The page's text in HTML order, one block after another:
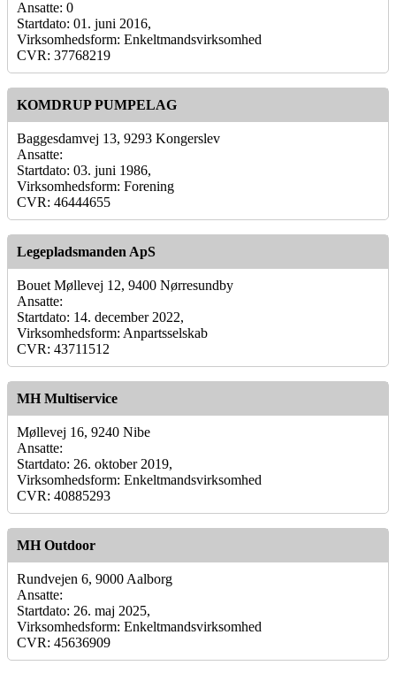
Ansatte: 0
Startdato: 01. juni 2016,
Virksomhedsform: Enkeltmandsvirksomhed
CVR: 37768219
KOMDRUP PUMPELAG
Baggesdamvej 13, 9293 Kongerslev
Ansatte:
Startdato: 03. juni 1986,
Virksomhedsform: Forening
CVR: 46444655
Legepladsmanden ApS
Bouet Møllevej 12, 9400 Nørresundby
Ansatte:
Startdato: 14. december 2022,
Virksomhedsform: Anpartsselskab
CVR: 43711512
MH Multiservice
Møllevej 16, 9240 Nibe
Ansatte:
Startdato: 26. oktober 2019,
Virksomhedsform: Enkeltmandsvirksomhed
CVR: 40885293
MH Outdoor
Rundvejen 6, 9000 Aalborg
Ansatte:
Startdato: 26. maj 2025,
Virksomhedsform: Enkeltmandsvirksomhed
CVR: 45636909